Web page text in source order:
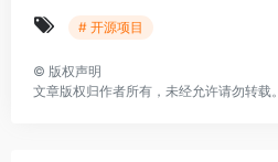
# 开源项目
© 版权声明
文章版权归作者所有，未经允许请勿转载。